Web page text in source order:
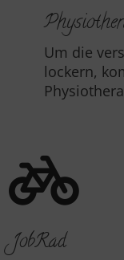
Um die
lockern,
JobRad